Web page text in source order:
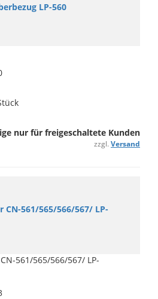
nur für freigeschaltete Kunden
zzgl. Versand
561/565/566/567/ LP-